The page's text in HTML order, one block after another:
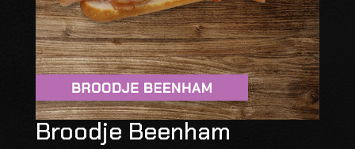
Broodje Beenham